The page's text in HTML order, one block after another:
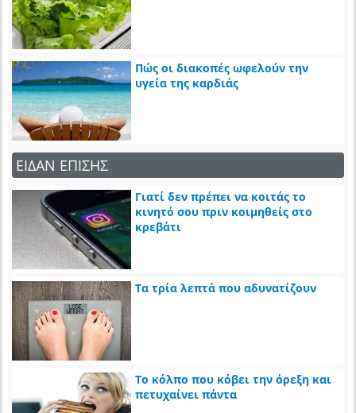
Πώς οι διακοπές ωφελούν την
υγεία της καρδιάς
ΕΙΔΑΝ ΕΠΙΣΗΣ
Γιατί δεν πρέπει να κοιτάς το
κινητό σου πριν κοιμηθείς στο
κρεβάτι
Τα τρία λεπτά που αδυνατίζουν
Το κόλπο που κόβει την όρεξη και
πετυχαίνει πάντα